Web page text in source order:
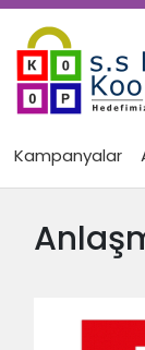
Kampanyalar